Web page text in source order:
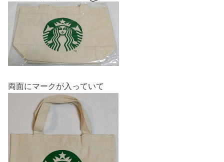
両面にマークが入っていて